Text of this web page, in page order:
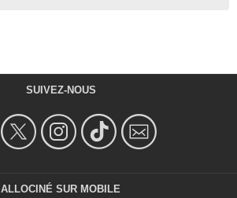
SUIVEZ-NOUS
ALLOCINÉ SUR MOBILE